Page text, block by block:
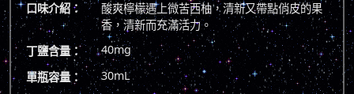
口味介紹：
酸爽檸檬遇上微苦西柚，清新又帶點俏皮的果
香，清新而充滿活力。
丁鹽含量：
40mg
單瓶容量：
30mL